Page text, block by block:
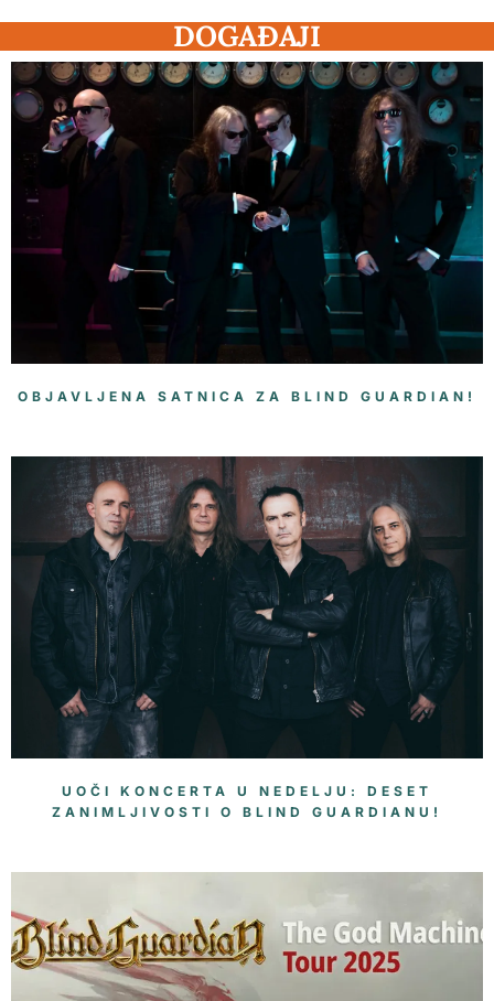
DOGAĐAJI
OBJAVLJENA SATNICA ZA BLIND GUARDIAN!
UOČI KONCERTA U NEDELJU: DESET
ZANIMLJIVOSTI O BLIND GUARDIANU!